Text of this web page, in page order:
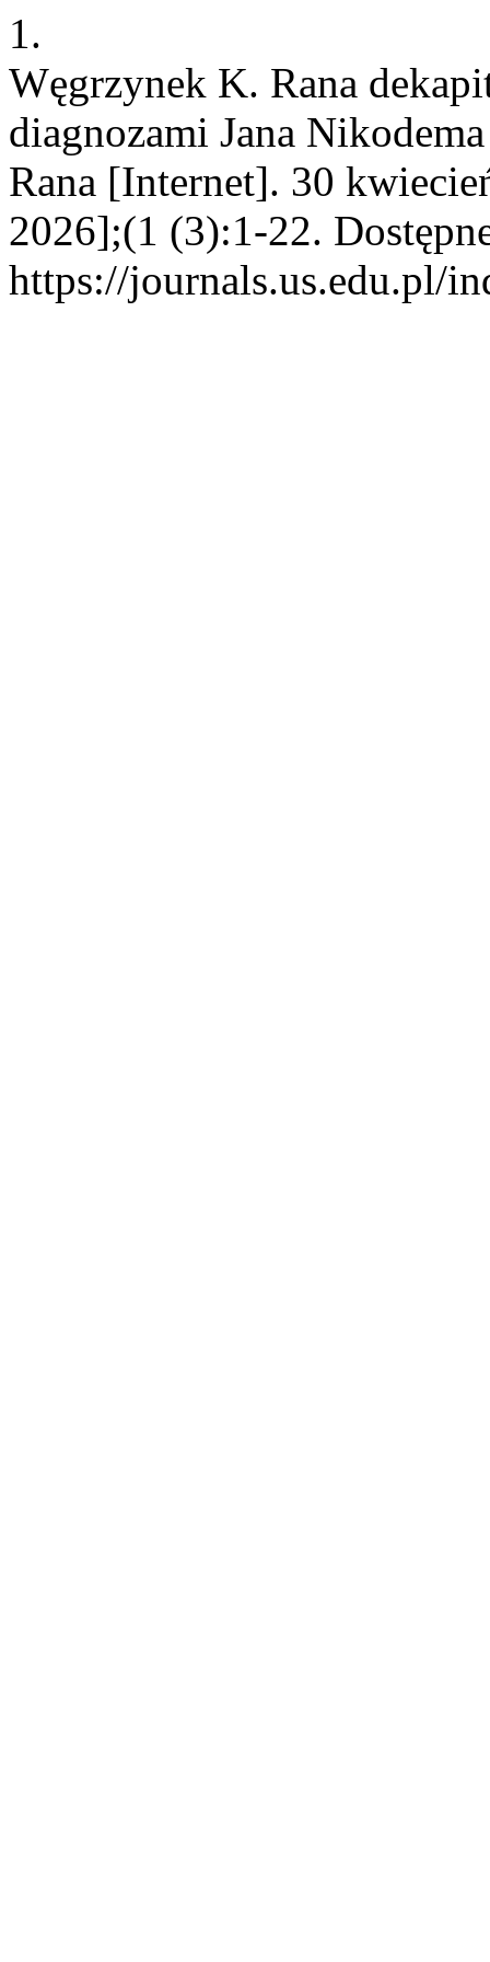
1.
Węgrzynek K. Rana
diagnozami Jana
Rana [Internet]. 30
2026];(1 (3):1-22.
https://journals.us.edu.pl/